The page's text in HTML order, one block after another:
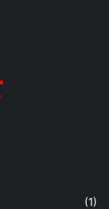
(1)